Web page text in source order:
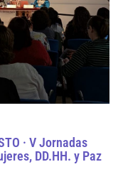
· V Jornadas
DD.HH. y Paz